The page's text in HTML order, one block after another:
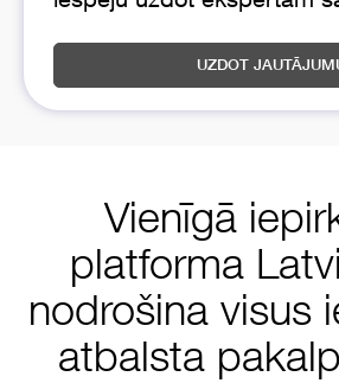
UZDOT
Vienīgā
platforma
nodrošina visus
atbalsta